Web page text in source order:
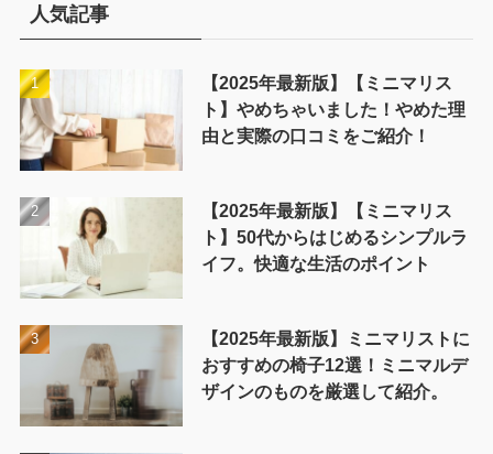
ー人気記事
【2025年最新版】【ミニマリス
ト】やめちゃいました！やめた理
由と実際の口コミをご紹介！
【2025年最新版】【ミニマリス
ト】50代からはじめるシンプルラ
イフ。快適な生活のポイント
【2025年最新版】ミニマリストに
おすすめの椅子12選！ミニマルデ
ザインのものを厳選して紹介。